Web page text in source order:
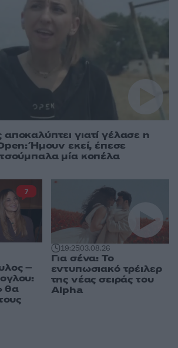
γιατί γέλασε η
Ήμουν εκεί, έπεσε
μία κοπέλα
–
θα
7
19:2503.08.26
Για σένα: Το
εντυπωσιακό τρέιλερ
της νέας σειράς του
Alpha